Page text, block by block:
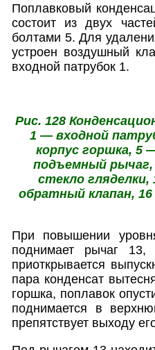
Поплавковый
состоит из двух
болтами 5. Для
устроен воздушный
входной патрубок 1.
Рис. 128
1 — входной
корпус горшка, 5
подъемный
стекло
обратный клапан,
При повышении
поднимает рычаг 13,
приоткрывается
пара конденсат
горшка, поплавок
поднимается в
препятствует выходу